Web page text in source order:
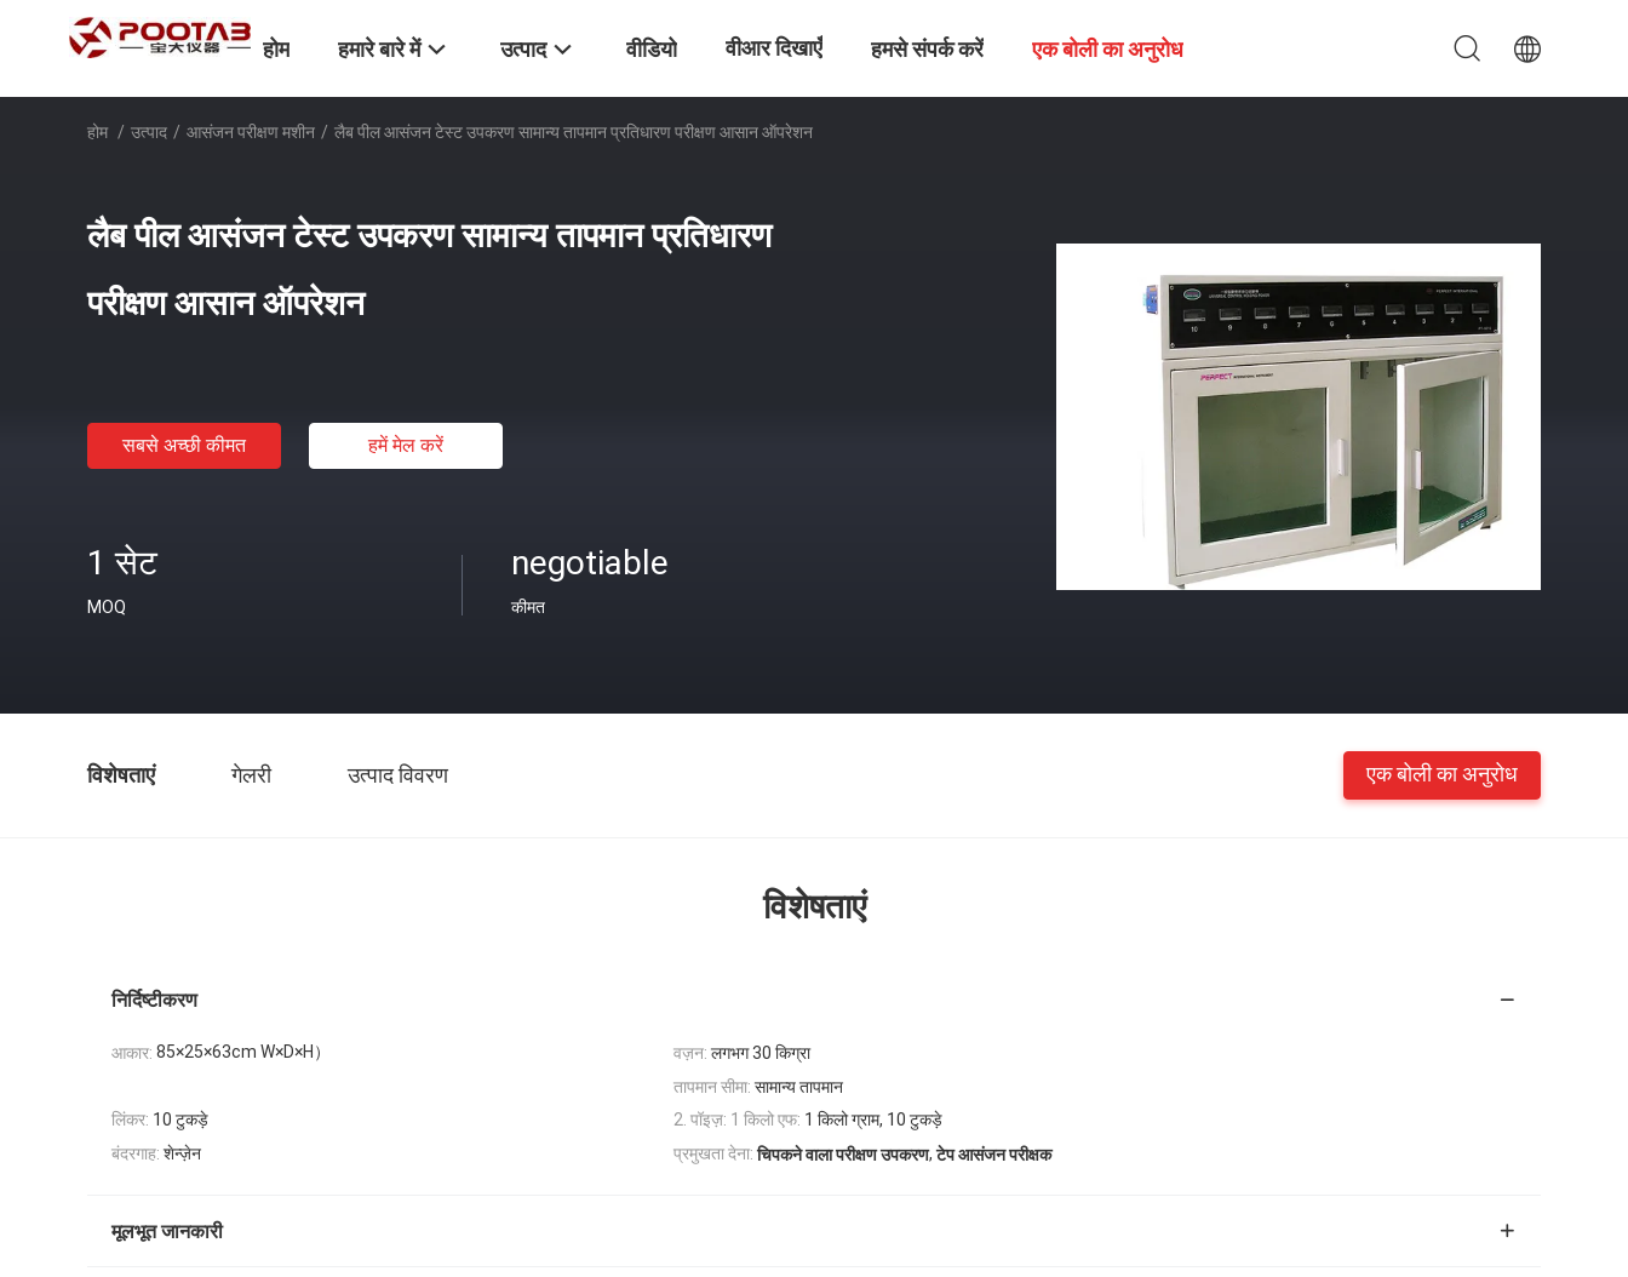
होम हमारे बारे में उत्पाद वीडियो वीआर दिखाएँ हमसे संपर्क करें एक बोली का अनुरोध
होम / उत्पाद / आसंजन परीक्षण मशीन / लैब पील आसंजन टेस्ट उपकरण सामान्य तापमान प्रतिधारण परीक्षण आसान ऑपरेशन
लैब पील आसंजन टेस्ट उपकरण सामान्य तापमान प्रतिधारण
परीक्षण आसान ऑपरेशन
सबसे अच्छी कीमत हमें मेल करें
1 सेट
MOQ
negotiable
कीमत
विशेषताएं गेलरी उत्पाद विवरण एक बोली का अनुरोध
विशेषताएं
निर्दिष्टीकरण
आकार: 85×25×63cm W×D×H） वज़न: लगभग 30 किग्रा
तापमान सीमा: सामान्य तापमान
लिंकर: 10 टुकड़े 2. पॉइज़: 1 किलो एफ: 1 किलो ग्राम, 10 टुकड़े
बंदरगाह: शेन्ज़ेन प्रमुखता देना: चिपकने वाला परीक्षण उपकरण,टेप आसंजन परीक्षक
मूलभूत जानकारी